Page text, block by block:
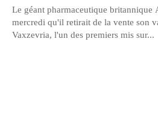
Le géant pharmaceutique britannique
mercredi qu'il retirait de la vente son
Vaxzevria, l'un des premiers mis sur...